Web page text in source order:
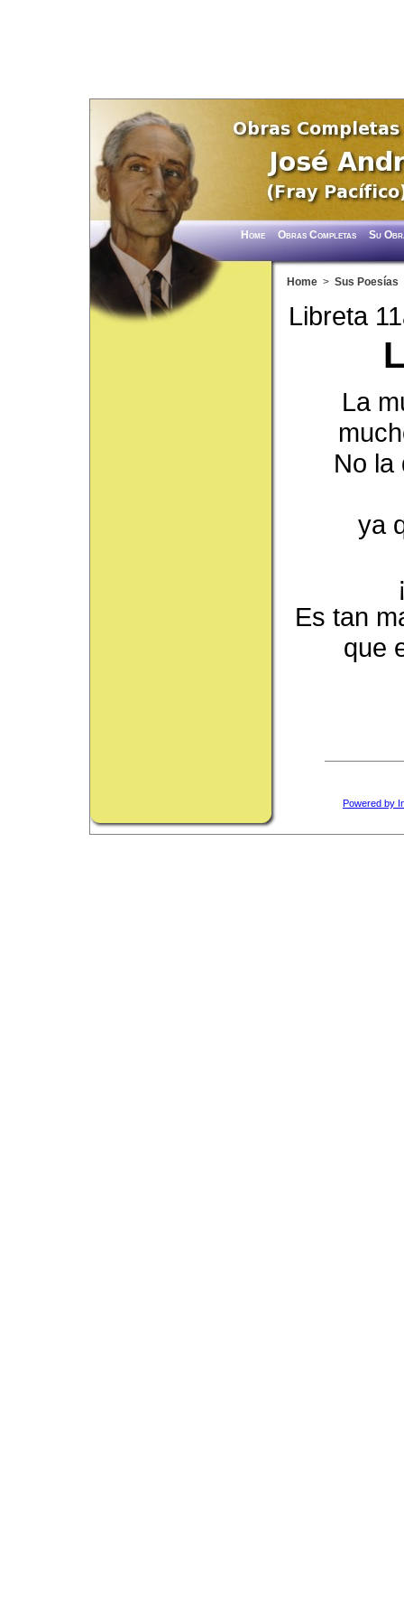
Home Obras Completas Su
Home > Sus Poesías
Libreta
La
No la
ya
Es tan
que
Powered by